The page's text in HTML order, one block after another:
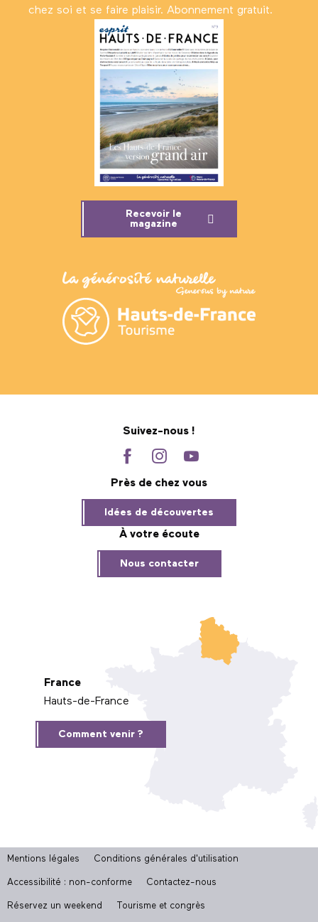
chez soi et se faire plaisir. Abonnement gratuit.
Recevoir le
magazine
Suivez-nous !
Près de chez vous
Idées de découvertes
À votre écoute
Nous contacter
France
Hauts-de-France
Comment venir ?
Mentions légales Conditions générales d'utilisation
Accessibilité : non-conforme Contactez-nous
Réservez un weekend Tourisme et congrès